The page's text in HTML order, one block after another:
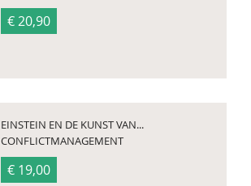
€ 20,90
EINSTEIN EN DE KUNST VAN...
CONFLICTMANAGEMENT
€ 19,00